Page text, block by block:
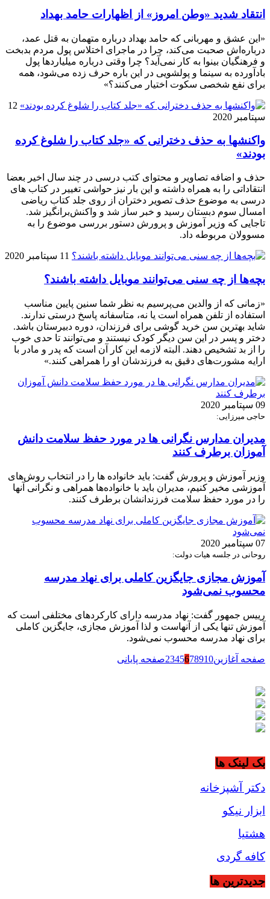
انتقاد شدید «وطن امروز» از اظهارات حامد بهداد
«این عشق و مهربانی که حامد بهداد درباره متهمان به قتل عمد،
درباره‌اش صحبت می‌کند، چرا در ماجرای اختلاس پول مردم بدبخت
و فرهنگیان بینوا به کار نمی‌آید؟ چرا وقتی درباره میلیاردها پول
بادآورده به سینما و پولشویی در این باره حرف ‌زده می‌شود، همه
برای نفع شخصی سکوت اختیار می‌کنند؟»
12
سپتامبر 2020
واکنشها به حذف دخترانی که «جلد کتاب را شلوغ کرده
بودند»
حذف و اضافه تصاویر و محتوای کتب درسی در چند سال اخیر بعضا
انتقاداتی را به همراه داشته و این بار نیز حواشی تغییر در کتاب های
درسی به موضوع حذف تصویر دختران از روی جلد کتاب ریاضی
امسال سوم دبستان رسید و خبر ساز شد و واکنش‌برانگیز شد.
تاجایی که وزیر آموزش و پرورش دستور بررسی موضوع را به
مسوولان مربوطه داد.
11 سپتامبر 2020
بچه‌ها از چه سنی می‌توانند موبایل داشته باشند؟
«زمانی که از والدین می‌پرسیم به نظر شما سنین پایین مناسب
استفاده از تلفن همراه است یا نه، متاسفانه پاسخ درستی ندارند.
شاید بهترین سن خرید گوشی برای فرزندان، دوره دبیرستان باشد.
دختر و پسر در این سن دیگر کودک نیستند و می‌توانند تا حدی خوب
را از بد تشخیص دهند. البته لازمه این کار آن است که پدر و مادر با
ارایه مشورت‌های دقیق به فرزندشان او را همراهی کنند.»
09 سپتامبر 2020
حاجی میرزایی:
مدیران مدارس نگرانی ها در مورد حفظ سلامت دانش
آموزان برطرف کنند
وزیر آموزش و پرورش گفت: باید خانواده ها را در انتخاب روش‌های
آموزشی مخیر کنیم، مدیران باید با خانواده‌ها همراهی و نگرانی آنها
را در مورد حفظ سلامت فرزندانشان برطرف کنند.
07 سپتامبر 2020
روحانی در جلسه هیات دولت:
آموزش مجازی جایگزین کاملی برای نهاد مدرسه
محسوب نمی‌شود
رییس جمهور گفت: نهاد مدرسه دارای کارکردهای مختلفی است که
آموزش تنها یکی از آنهاست و لذا آموزش مجازی، جایگزین کاملی
برای نهاد مدرسه محسوب نمی‌شود.
صفحه آغازین 2345678910 صفحه پایانی
بک لینک ها
دکتر آشپزخانه
ابزار نیکو
هشتیا
کافه گردی
جديدترين ها